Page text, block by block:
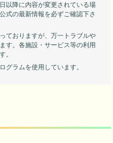
以降に内容が変更されている場
式の最新情報を必ずご確認下さ
ておりますが、万一トラブルや
す。各施設・サービス等の利用
。
グラムを使用しています。